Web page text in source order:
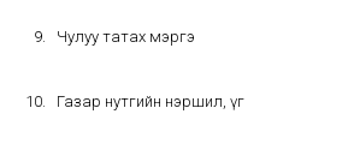
Чулуу татах мэргэ
Газар нутгийн нэршил, үг